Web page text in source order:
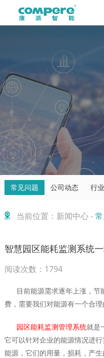
常见问题 公司动态 行
当前位置：新闻中心 -
智慧园区能耗监测系统
阅读次数：1794
目前能源需求逐年上涨，节
费，需要我们对能源有一个合理
园区能耗监测管理系统就是
它可以针对企业的能源情况进
能源，它们的用量，损耗，产